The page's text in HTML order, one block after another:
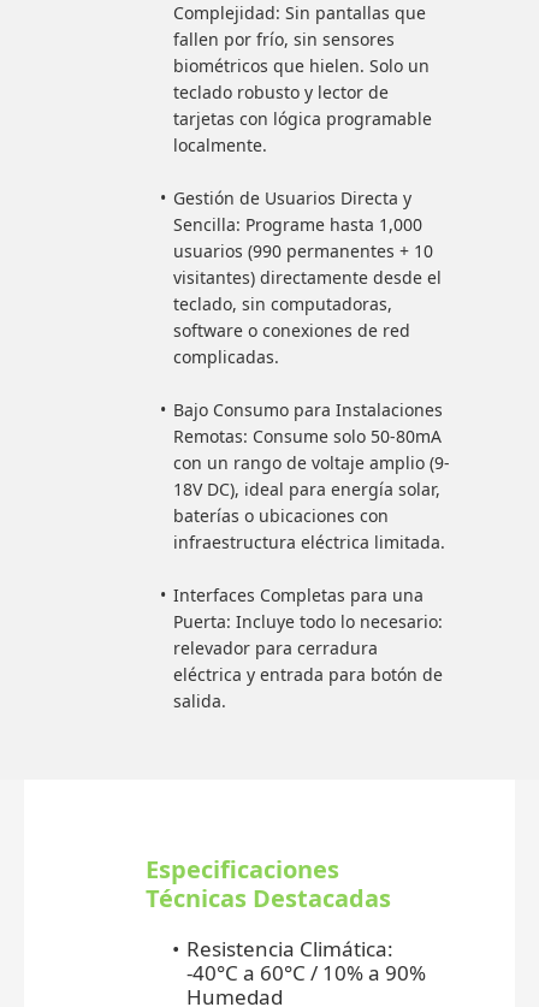
Complejidad: Sin pantallas que
fallen por frío, sin sensores
biométricos que hielen. Solo un
teclado robusto y lector de
tarjetas con lógica programable
localmente.
Gestión de Usuarios Directa y
Sencilla: Programe hasta 1,000
usuarios (990 permanentes + 10
visitantes) directamente desde el
teclado, sin computadoras,
software o conexiones de red
complicadas.
Bajo Consumo para Instalaciones
Remotas: Consume solo 50-80mA
con un rango de voltaje amplio (9-
18V DC), ideal para energía solar,
baterías o ubicaciones con
infraestructura eléctrica limitada.
Interfaces Completas para una
Puerta: Incluye todo lo necesario:
relevador para cerradura
eléctrica y entrada para botón de
salida.
Especificaciones
Técnicas Destacadas
Resistencia Climática:
-40°C a 60°C / 10% a 90%
Humedad